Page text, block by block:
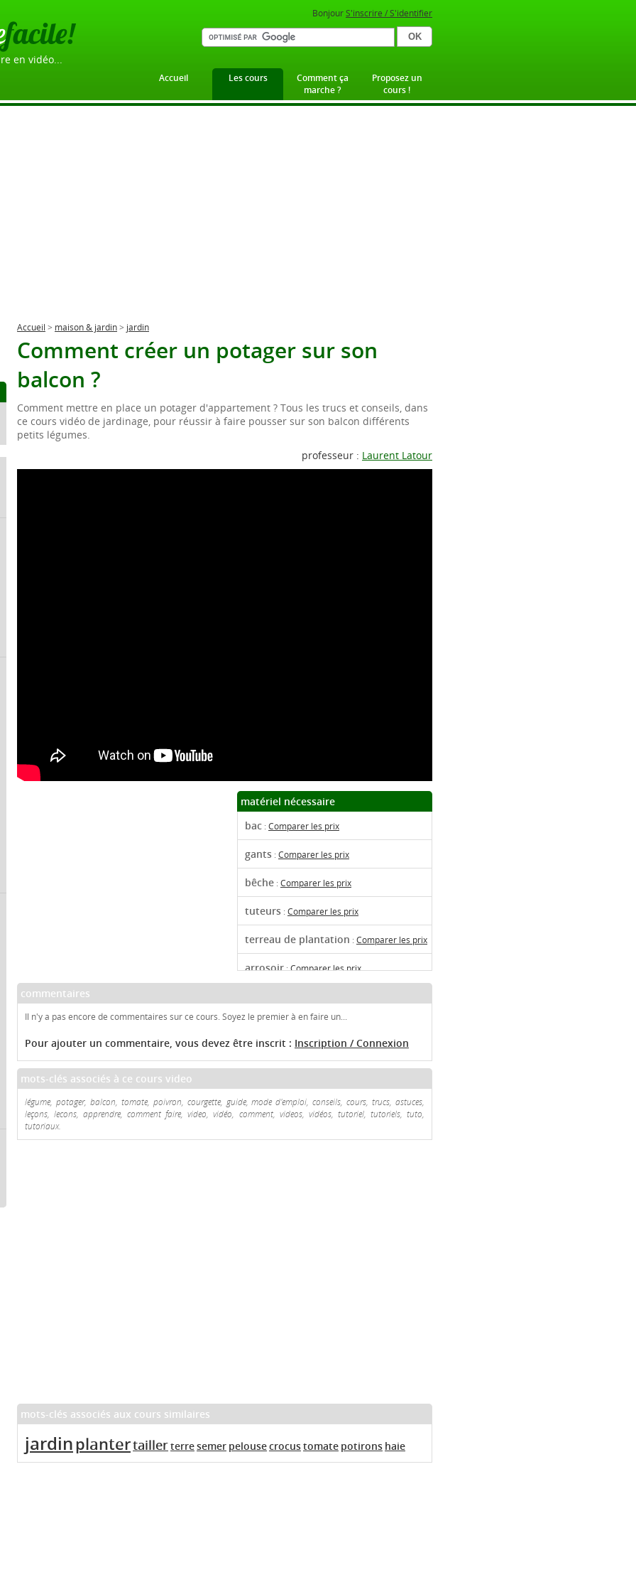
facile!
en vidéo...
BonjourS'inscrire / S'identifier
Accueil Les cours
Comment ça
marche ?
Proposez un
cours !
Accueil > maison & jardin> jardin
Comment créer un potager sur son
balcon ?
Comment mettre en place un potager d'appartement ? Tous les trucs et conseils, dans
ce cours vidéo de jardinage, pour réussir à faire pousser sur son balcon différents
petits légumes.
professeur : Laurent Latour
matériel nécessaire
bac :Comparer les prix
gants :Comparer les prix
bêche :Comparer les prix
tuteurs :Comparer les prix
terreau de plantation :Comparer les prix
arrosoir:Comparer les prix
fumier
commentaires
Il n'y a pas encore de commentaires sur ce cours. Soyez le premier à en faire un...
Pour ajouter un commentaire, vous devez être inscrit : Inscription / Connexion
mots-clés associés à ce cours video
légume, potager, balcon, tomate, poivron, courgette, guide, mode d'emploi, conseils, cours, trucs, astuces,
leçons, lecons, apprendre, comment faire, video, vidéo, comment, videos, vidéos, tutoriel, tutoriels, tuto,
tutoriaux.
mots-clés associés aux cours similaires
jardinplantertaillerterresemer pelousecrocustomate potirons haie